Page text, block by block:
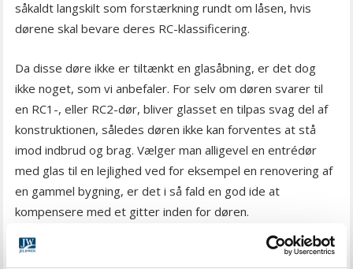
såkaldt langskilt som forstærkning rundt om låsen, hvis
dørene skal bevare deres RC-klassificering.
Da disse døre ikke er tiltænkt en glasåbning, er det dog
ikke noget, som vi anbefaler. For selv om døren svarer til
en RC1-, eller RC2-dør, bliver glasset en tilpas svag del af
konstruktionen, således døren ikke kan forventes at stå
imod indbrud og brag. Vælger man alligevel en entrédør
med glas til en lejlighed ved for eksempel en renovering af
en gammel bygning, er det i så fald en god ide at
kompensere med et gitter inden for døren.